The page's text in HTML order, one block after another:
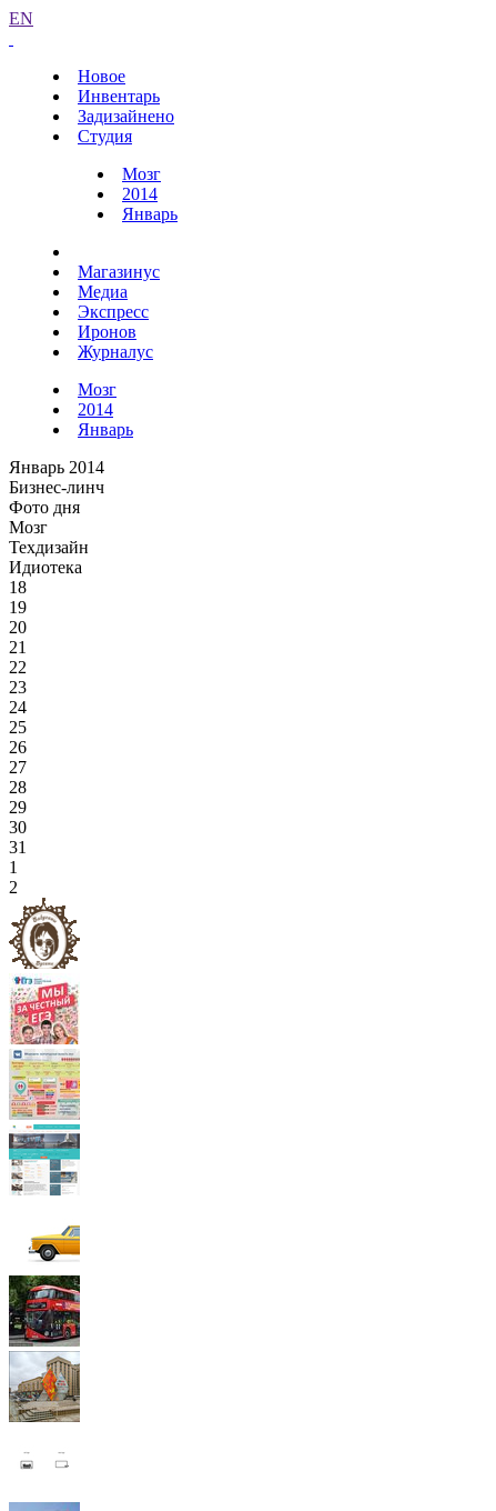
EN
Новое
Инвентарь
Задизайнено
Студия
Мозг
2014
Январь
Магазинус
Медиа
Экспресс
Иронов
Журналус
Мозг
2014
Январь
Январь 2014
Бизнес-линч
Фото дня
Мозг
Техдизайн
Идиотека
18
19
20
21
22
23
24
25
26
27
28
29
30
31
1
2